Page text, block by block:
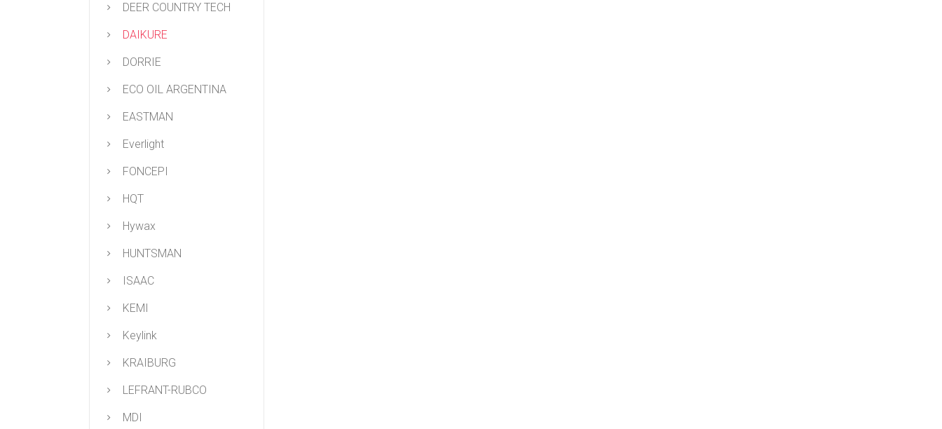
DEER COUNTRY TECH
DAIKURE
DORRIE
ECO OIL ARGENTINA
EASTMAN
Everlight
FONCEPI
HQT
Hywax
HUNTSMAN
ISAAC
KEMI
Keylink
KRAIBURG
LEFRANT-RUBCO
MDI